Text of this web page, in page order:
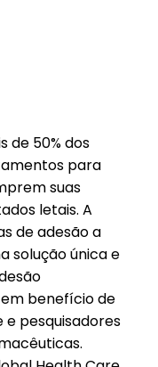
de 50% dos
para
suas
letais. A
de adesão a
solução única e
benefício de
e pesquisadores